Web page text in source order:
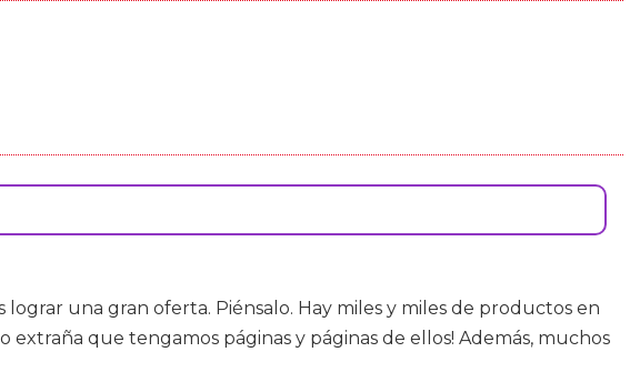
una gran oferta. Piénsalo. Hay miles y miles de productos en
extraña que tengamos páginas y páginas de ellos! Además, muchos